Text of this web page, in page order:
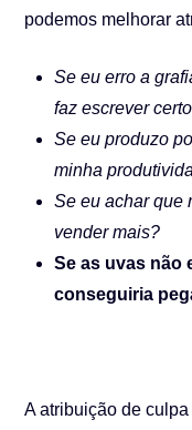
podemos melhorar
Se eu erro a
faz escrever
Se eu produzo
minha
Se eu achar que
vender mais?
Se as uvas não
conseguiria
A atribuição de